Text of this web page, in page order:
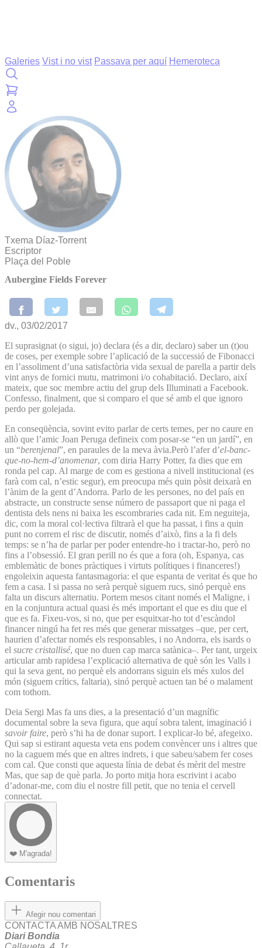
Galeries Vist i no vist Passava per aquí Hemeroteca
Txema Díaz-Torrent
Escriptor
Plaça del Poble
Aubergine Fields Forever
dv., 03/02/2017
El suprasignat (o sigui, jo) declara (és a dir, declaro) saber un (t)ou
de coses, per exemple sobre l’aplicació de la successió de Fibonacci
en l’assoliment d’una satisfactòria vida sexual de parella a partir dels
vint anys de fornici mutu, matrimoni i/o cohabitació. Declaro, així
mateix, que soc membre actiu del grup dels Illuminati a Facebook.
Confesso, finalment, que si comparo el que sé amb el que ignoro
perdo per golejada.
En conseqüència, sovint evito parlar de certs temes, per no caure en
allò que l’amic Joan Peruga defineix com posar-se “en un jardí”, en
un “berenjenal”, en paraules de la meva àvia.Però l’afer d’el-banc-
que-no-hem-d’anomenar, com diria Harry Potter, fa dies que em
ronda pel cap. Al marge de com es gestiona a nivell institucional (es
farà com cal, n’estic segur), em preocupa més quin pòsit deixarà en
l’ànim de la gent d’Andorra. Parlo de les persones, no del país en
abstracte, un constructe sense número de passaport que ni paga el
dentista dels nens ni baixa les escombraries cada nit. Em neguiteja,
dic, com la moral col·lectiva filtrarà el que ha passat, i fins a quin
punt no correm el risc de discutir, només d’això, fins a la fi dels
temps: se n’ha de parlar per poder entendre-ho i tractar-ho, però no
fins a l’obsessió. El gran perill no és que a fora (oh, Espanya, cas
emblemàtic de bones pràctiques i virtuts polítiques i financeres!)
engoleixin aquesta fantasmagoria: el que espanta de veritat és que ho
fem a casa. I si passa no serà perquè siguem rucs, sinó perquè ens
falta un discurs alternatiu. Portem mesos citant només el Maligne, i
en la conjuntura actual quasi és més important el que es diu que el
que es fa. Fixeu-vos, si no, que per esquitxar-ho tot d’escàndol
financer ningú ha fet res més que generar missatges –que, per cert,
haurien d’afectar només els responsables, i no Andorra, els isards o
el sucre cristallisé, que no duen cap marca satànica–. Per tant, urgeix
articular amb rapidesa l’explicació alternativa de què són les Valls i
qui la seva gent, no perquè els andorrans siguin els més xulos del
món (siguem crítics, faltaria), sinó perquè actuen tan bé o malament
com tothom.
Deia Sergi Mas fa uns dies, a la presentació d’un magnífic
documental sobre la seva figura, que aquí sobra talent, imaginació i
savoir faire, però s’hi ha de donar suport. I explicar-lo bé, afegeixo.
Qui sap si estirant aquesta veta ens podem convèncer uns i altres que
no la caguem més que en altres indrets, i que sabeu/sabem fer coses
com cal. Que consti que aquesta línia de debat és mèrit del mestre
Mas, que sap de què parla. Jo porto mitja hora escrivint i acabo
d’adonar-me, com diu el nostre fill petit, que no tenia el cervell
connectat.
❤️ M'agrada!
Comentaris
Afegir nou comentari
CONTACTA AMB NOSALTRES
Diari Bondia